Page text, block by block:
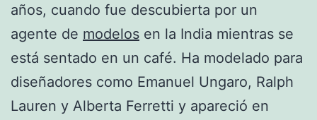
años, cuando fue descubierta por un
agente de modelos en la India mientras se
está sentado en un café. Ha modelado para
diseñadores como Emanuel Ungaro, Ralph
Lauren y Alberta Ferretti y apareció en